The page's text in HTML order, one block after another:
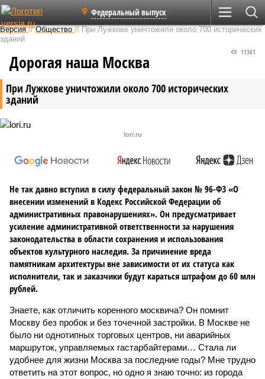
Федеральный выпуск
Версия //Общество //При Лужкове уничтожили около 700 исторических
зданий
При Лужкове уничтожили около 700 исторических
зданий
11361
Дорогая наша Москва
lori.ru
Не так давно вступил в силу федеральный закон № 96-ФЗ «О
внесении изменений в Кодекс Российской Федерации об
административных правонарушениях». Он предусматривает
усиление административной ответственности за нарушения
законодательства в области сохранения и использования
объектов культурного наследия. За причинение вреда
памятникам архитектуры вне зависимости от их статуса как
исполнители, так и заказчики будут караться штрафом до 60 млн
рублей.
Знаете, как отличить коренного москвича? Он помнит
Москву без пробок и без точечной застройки. В Москве не
было ни однотипных торговых центров, ни аварийных
маршруток, управляемых гастарбайтерами… Стала ли
удобнее для жизни Москва за последние годы? Мне трудно
ответить на этот вопрос, но одно я знаю точно: из города